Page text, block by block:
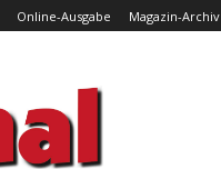
Online-Ausgabe Magazin-Archiv